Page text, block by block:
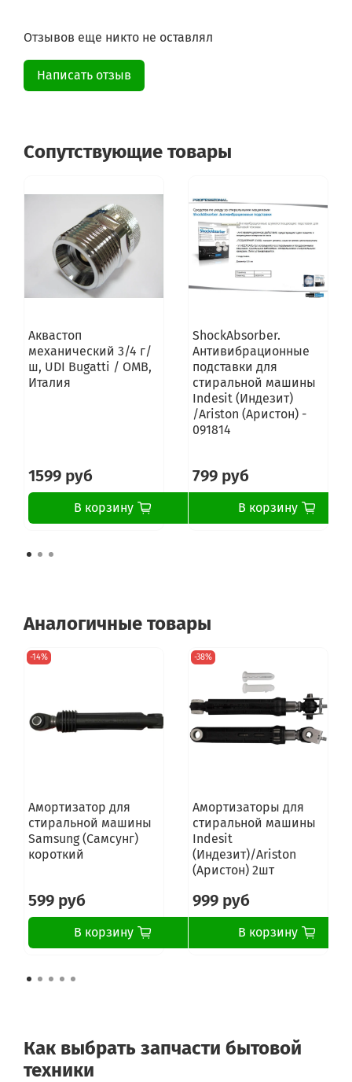
Отзывов еще никто не оставлял
Написать отзыв
Сопутствующие товары
Аквастоп
механический 3/4 г/
ш, UDI Bugatti / OMB,
Италия
1599 руб
В корзину
ShockAbsorber.
Антивибрационные
подставки для
стиральной машины
Indesit (Индезит)
/Ariston (Аристон) -
091814
799 руб
В корзину
Аналогичные товары
-14%
Амортизатор для
стиральной машины
Samsung (Самсунг)
короткий
599 руб
В корзину
-38%
Амортизаторы для
стиральной машины
Indesit
(Индезит)/Ariston
(Аристон) 2шт
999 руб
В корзину
Как выбрать запчасти бытовой
техники